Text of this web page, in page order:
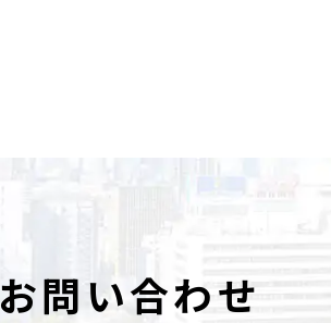
お問い合わせ